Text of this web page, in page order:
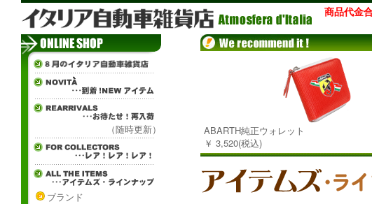
商品代金
（随時更新）
ブランド
ABARTH純正ウォレット
￥ 3,520(税込)